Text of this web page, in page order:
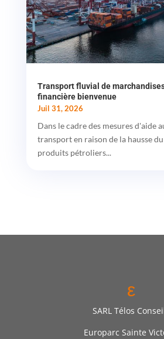
Transport fluvial de
financière bienvenue
Juil 31, 2026
Dans le cadre des mesures d'aide
transport en raison de la hausse
produits pétroliers...
ε
SARL Télos
Europarc Sainte